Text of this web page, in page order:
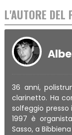
L'AUTORE DEL
36 anni,
clarinetto. Ha
solfeggio presso
1997 è
Sasso, a